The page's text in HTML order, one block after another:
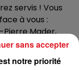
servis ! Vous
à vous :
Pierre Mader,
se succéderont
sera
Zik.3.000 à
notre priorité
sans accepter